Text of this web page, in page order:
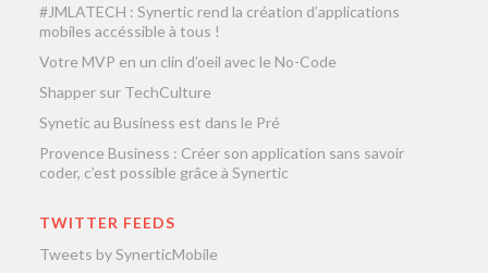
#JMLATECH : Synertic rend la création d’applications
mobiles accéssible à tous !
Votre MVP en un clin d’oeil avec le No-Code
Shapper sur TechCulture
Synetic au Business est dans le Pré
Provence Business : Créer son application sans savoir
coder, c’est possible grâce à Synertic
TWITTER FEEDS
Tweets by SynerticMobile